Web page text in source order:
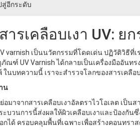
สู่อีกระดับ
ารเคลือบเงา UV:
varnish เป็นนวัตกรรมที่โดดเด่น ปฏิวัติวิธี
ณฑ์ UV Varnish ได้กลายเป็นเครื่องมืออัน
นบทความนี้ เราจะสํารวจโลกของสารเคลื
น
ย่อมาจากสารเคลือบเงาอัลตราไวโอเลต เ
ะบวนการนี้ส่งผลให้ผิวเคลือบเงาและป้องกั
อกได้ ครอบคลุมพื้นที่เฉพาะเพื่อสร้างคอนทร